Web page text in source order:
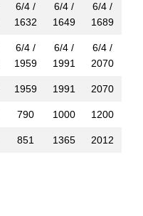
6/4 /
1632
6/4 /
1649
6/4 /
1689
6/4 /
1959
6/4 /
1991
6/4 /
2070
1959 1991 2070
790 1000 1200
851 1365 2012